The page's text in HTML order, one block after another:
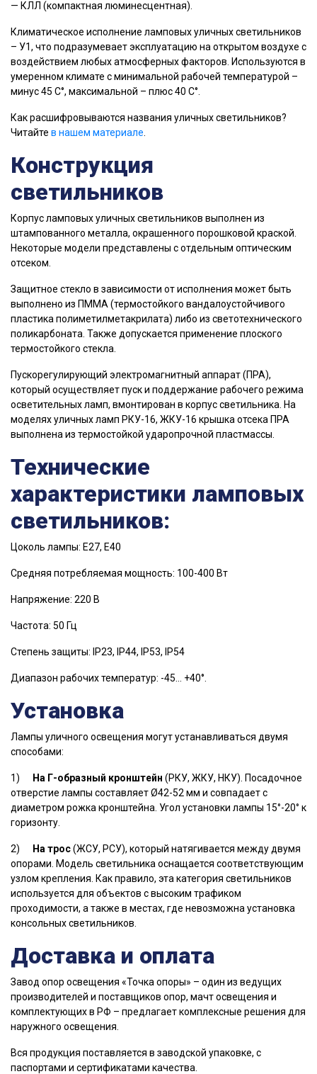
— КЛЛ (компактная люминесцентная).
Климатическое исполнение ламповых уличных светильников
– У1, что подразумевает эксплуатацию на открытом воздухе с
воздействием любых атмосферных факторов. Используются в
умеренном климате с минимальной рабочей температурой –
минус 45 С°, максимальной – плюс 40 С°.
Как расшифровываются названия уличных светильников?
Читайте в нашем материале
Конструкция
светильников
Корпус ламповых уличных светильников выполнен из
штампованного металла, окрашенного порошковой краской.
Некоторые модели представлены с отдельным оптическим
отсеком.
Защитное стекло в зависимости от исполнения может быть
выполнено из ПММА (термостойкого вандалоустойчивого
пластика полиметилметакрилата) либо из светотехнического
поликарбоната. Также допускается применение плоского
термостойкого стекла.
Пускорегулирующий электромагнитный аппарат (ПРА),
который осуществляет пуск и поддержание рабочего режима
осветительных ламп, вмонтирован в корпус светильника. На
моделях уличных ламп РКУ-16, ЖКУ-16 крышка отсека ПРА
выполнена из термостойкой ударопрочной пластмассы.
Технические
характеристики ламповых
светильников:
Цоколь лампы: Е27, Е40
Средняя потребляемая мощность: 100-400 Вт
Напряжение: 220 В
Частота: 50 Гц
Степень защиты: IP23, IP44, IP53, IP54
Диапазон рабочих температур: -45… +40°.
Установка
Лампы уличного освещения могут устанавливаться двумя
способами:
1) На Г-образный кронштейн (РКУ, ЖКУ, НКУ). Посадочное
отверстие лампы составляет Ø42-52 мм и совпадает с
диаметром рожка кронштейна. Угол установки лампы 15°-20° к
горизонту.
2) На трос(ЖСУ, РСУ), который натягивается между двумя
опорами. Мoдeль светильника оснащается cooтвeтcтвующим
узлoм кpeплeния. Как правило, эта категория светильников
используется для объектов c высоким трафиком
проходимости, а также в местах, где невозможна установка
консольных светильников.
Доставка и оплата
Завод опор освещения «Точка опоры» – один из ведущих
производителей и поставщиков опор, мачт освещения и
комплектующих в РФ – предлагает комплексные решения для
наружного освещения.
Вся продукция поставляется в заводской упаковке, с
паспортами и сертификатами качества.